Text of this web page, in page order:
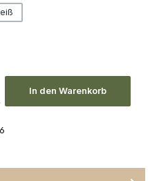
In den Warenkorb